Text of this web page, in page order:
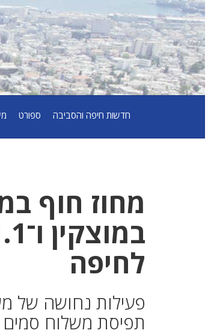
חדשות חיפה והסביבה ספורט
מחוז חוף
לחיפה
פעילות נחושה של
תפיסת משלוח סמים